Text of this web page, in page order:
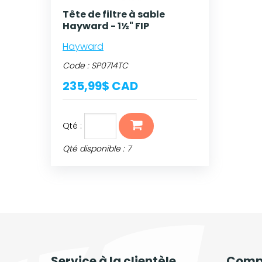
Tête de filtre à sable
Hayward - 1½" FIP
Hayward
Code : SP0714TC
235,99$ CAD
Qté :
Qté disponible : 7